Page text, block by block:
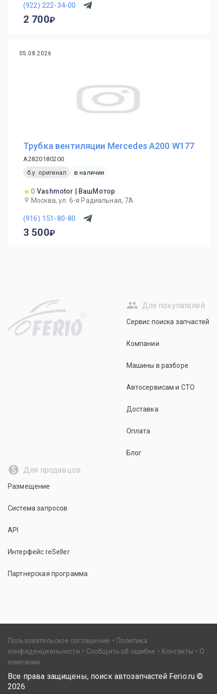
(922) 222-34-00
2 700
05.08.2026
Трубка вентиляции Mercedes A200 W177
A2820180200
б.у. оригинал
в наличии
0 Vashmotor | ВашМотор
Москва, ул. 6-я Радиальная, 7А
(916) 151-80-80
3 500
R
Для покупателей
Сервис поиска запчастей
Компании
Машины в разборе
Автосервисам и СТО
Доставка
Оплата
Блог
Для продавцов
Размещение
Система запросов
API
Интерфейс reSeller
Партнерская программа
Пользовательское соглашение
Политика
конфиденциальности
Сообщить об ошибке Контакты
О
компании
Все права защищены, поиск автозапчастей Ferio.ru ©
2026